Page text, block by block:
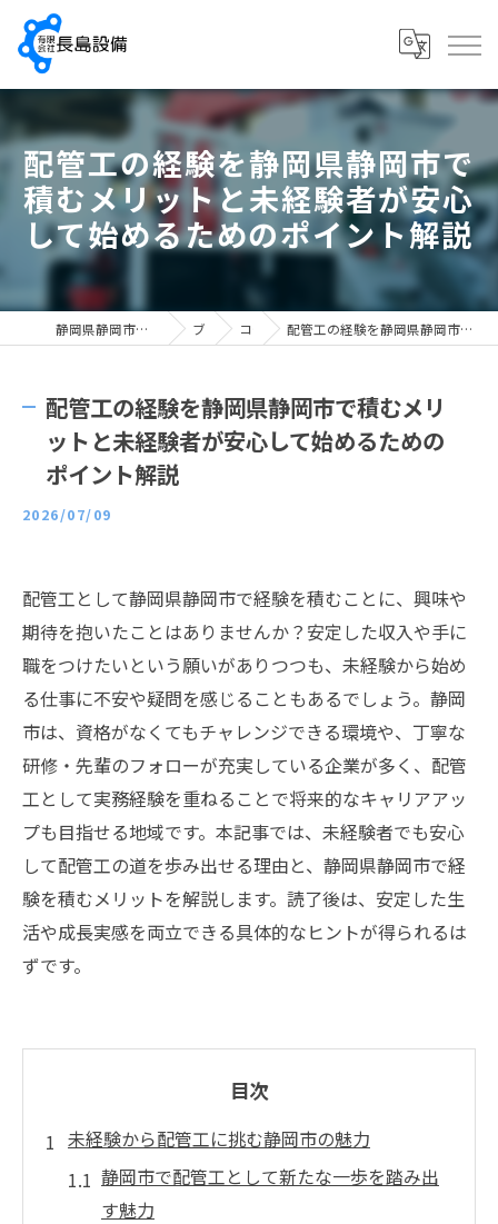
配管工の経験を静岡県静岡市で
積むメリットと未経験者が安心
して始めるためのポイント解説
静岡県静岡市で配管工の求人なら有限会社長島設備 ブログ コラム 配管工の経験を静岡県静岡市で積むメリットと未経験者が安心して始めるためのポイント解説
配管工の経験を静岡県静岡市で積むメリ
ットと未経験者が安心して始めるための
ポイント解説
2026/07/09
配管工として静岡県静岡市で経験を積むことに、興味や
期待を抱いたことはありませんか？安定した収入や手に
職をつけたいという願いがありつつも、未経験から始め
る仕事に不安や疑問を感じることもあるでしょう。静岡
市は、資格がなくてもチャレンジできる環境や、丁寧な
研修・先輩のフォローが充実している企業が多く、配管
工として実務経験を重ねることで将来的なキャリアアッ
プも目指せる地域です。本記事では、未経験者でも安心
して配管工の道を歩み出せる理由と、静岡県静岡市で経
験を積むメリットを解説します。読了後は、安定した生
活や成長実感を両立できる具体的なヒントが得られるは
ずです。
目次
未経験から配管工に挑む静岡市の魅力
静岡市で配管工として新たな一歩を踏み出
す魅力